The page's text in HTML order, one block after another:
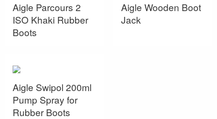
Aigle Parcours 2
ISO Khaki Rubber
Boots
Aigle Wooden Boot
Jack
Aigle Swipol 200ml
Pump Spray for
Rubber Boots